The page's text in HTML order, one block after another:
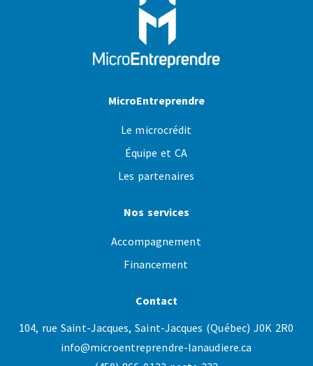
MicroEntreprendre
Équipe et CA
Les partenaires
Financement
info@microentreprendre-lanaudiere.ca
(450) 866-0122 poste 223
Suivez-nous